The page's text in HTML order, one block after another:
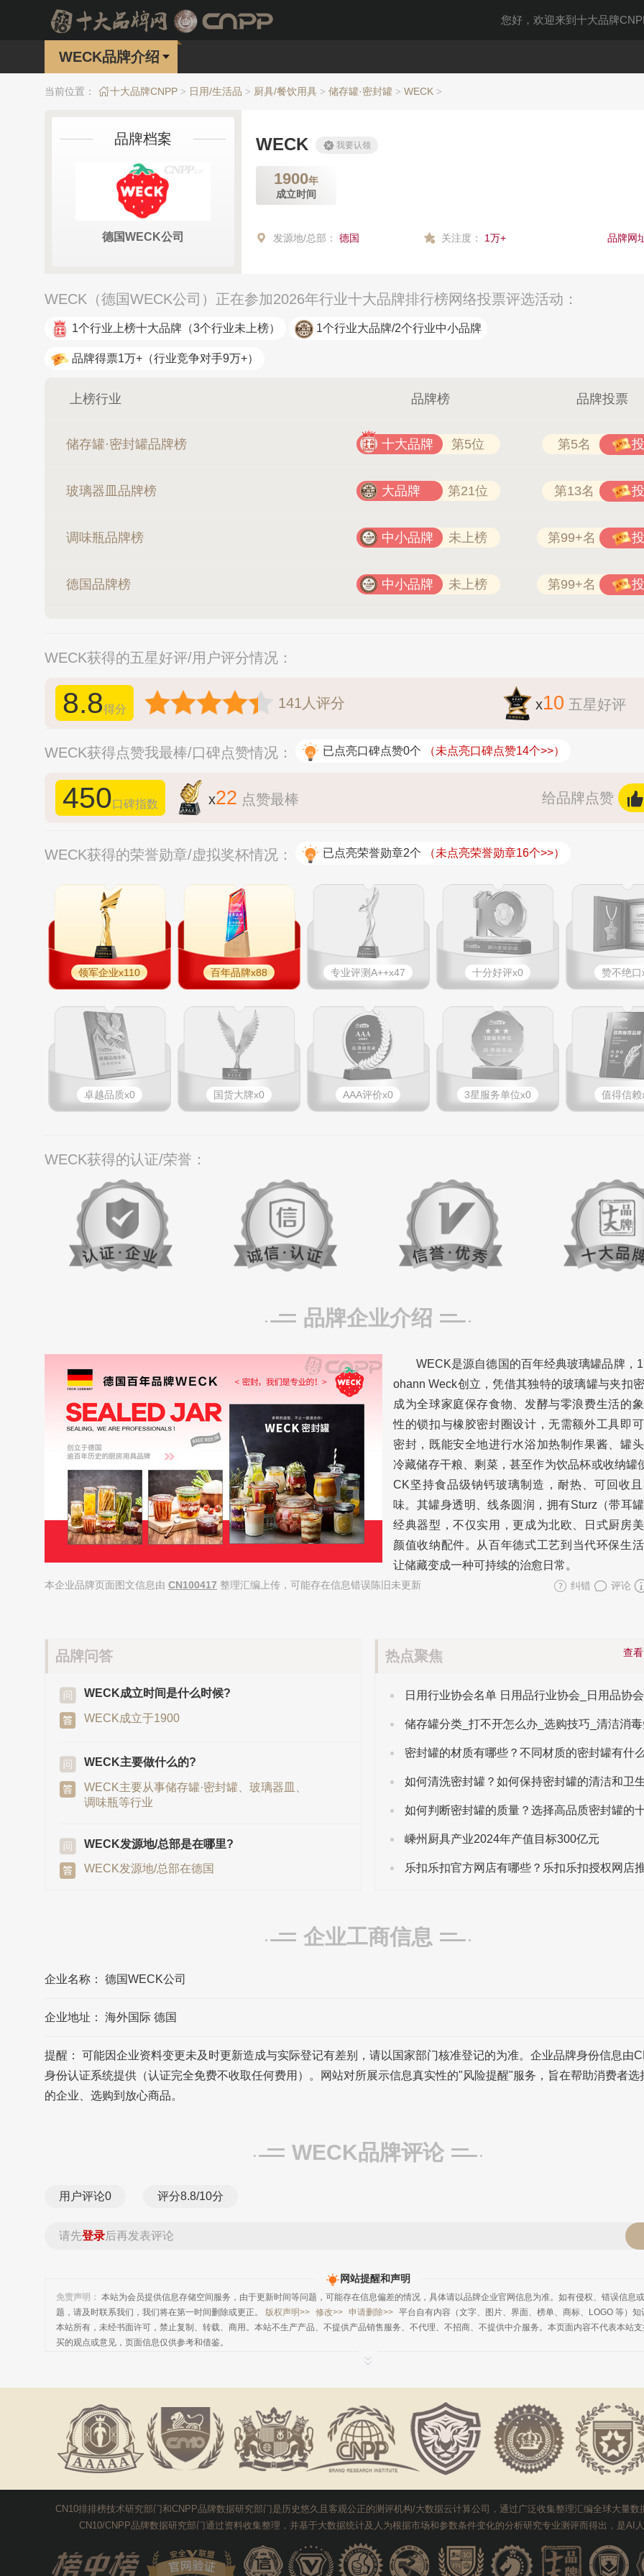
您好，欢迎来到十大品牌
WECK品牌介绍
当前位置： 十大品牌CNPP > 日用/生活品 > 厨具/餐饮用具 > 储存罐·密封罐 > WECK >
品牌档案
德国WECK公司
WECK 我要认领
1900年
成立时间
发源地/总部： 德国 关注度： 1万+ 品牌网
WECK（德国WECK公司）正在参加2026年行业十大品牌排行榜网络投票评选活动：
1个行业上榜十大品牌 （3个行业未上榜） 1个行业大品牌/2个行业中小品牌
品牌得票1万+ （行业竞争对手9万+）
上榜行业 品牌榜 品牌投票
储存罐·密封罐品牌榜 十大品牌 第5位 第5名
玻璃器皿品牌榜 大品牌 第21位 第13名
调味瓶品牌榜 中小品牌 未上榜 第99+名
德国品牌榜 中小品牌 未上榜 第99+名
WECK获得的五星好评/用户评分情况：
8.8得分 141 人评分 x10 五星好评
WECK获得点赞我最棒/口碑点赞情况： 已点亮口碑点赞0个 （未点亮口碑点赞14个>>）
450口碑指数 x22 点赞最棒 给品牌点赞
WECK获得的荣誉勋章/虚拟奖杯情况： 已点亮荣誉勋章2个 （未点亮荣誉勋章16个>>）
领军企业x110 百年品牌x88 专业​评测A++x47 十分好评x0 赞不绝口
卓越品质x0 国货大牌x0 AAA评价x0 3星服务单位x0 值得信赖
WECK获得的认证/荣誉：
品牌企业介绍
WECK是源自德国的百年经典玻璃罐品牌，
ohann Weck创立，凭借其独特的玻璃罐与夹扣
成为全球家庭保存食物、发酵与零浪费生活的
性的锁扣与橡胶密封圈设计，无需额外工具即
密封，既能安全地进行水浴加热制作果酱、罐
冷藏储存干粮、剩菜，甚至作为饮品杯或收纳罐
CK坚持食品级钠钙玻璃制造，耐热、可回收
味。其罐身透明、线条圆润，拥有Sturz（带耳
经典器型，不仅实用，更成为北欧、日式厨房
颜值收纳配件。从百年德式工艺到当代环保生
让储藏变成一种可持续的治愈日常。
本企业品牌页面图文信息由 CN100417 整理汇编上传，可能存在信息错误陈旧未更新 纠错 评论
品牌问答
WECK成立时间是什么时候?
WECK成立于1900
WECK主要做什么的?
WECK主要从事储存罐·密封罐、玻璃器皿、
调味瓶等行业
WECK发源地/总部是在哪里?
WECK发源地/总部在德国
德国WECK公司的企业所在地位于海外国际
查
热点聚焦
日用行业协会名单 日用品行业协会_日用品协
储存罐分类_打不开怎么办_选购技巧_清洁消
如何清洗密封罐？如何保持密封罐的清洁和卫
嵊州厨具产业2024年产值目标300亿元
乐扣乐扣官方网店有哪些？乐扣乐扣授权网店
企业工商信息
企业名称： 德国WECK公司
企业地址： 海外国际 德国
提醒： 可能因企业资料变更未及时更新造成与实际登记有差别，请以国家部门核准登记的为准。企业品牌身份信息由
身份认证系统提供（认证完全免费不收取任何费用）。网站对所展示信息真实性的"风险提醒"服务，旨在帮助消费者选
的企业、选购到放心商品。
WECK品牌评论
用户评论0 评分8.8/10分
请先登录后再发表评论
网站提醒和声明
免责声明： 本站为会员提供信息存储空间服务，由于更新时间等问题，可能存在信息偏差的情况，具体请以品牌企业官网信息为准。如有侵权、错误信息
题，请及时联系我们，我们将在第一时间删除或更正。
版权声明>> 修改>> 申请删除>> 平台自有内容（文字、图片、界面、榜单、商标、LOGO 等）知
本站所有，未经书面许可，禁止复制、转载、商用。本站不生产产品、不提供产品销售服务、不代理、不招商、不提供中介服务。本页面内容不代表本站
买的观点或意见，页面信息仅供参考和借鉴。
CN10排排榜技术研究部门和CNPP品牌数据研究部门是历史悠久且客观公正的测评机构/大数据云计算公司，通过广泛收集整理汇编全球大量
CN10/CNPP品牌数据研究部门通过资料收集整理，并基于大数据统计及人为根据市场和参数条件变化的分析研究专业测评而得出，是AI